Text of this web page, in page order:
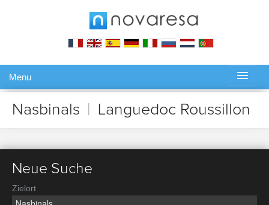
Menu
Gérer ma réservation
Nasbinals Languedoc Roussillon
Neue Suche
Zielort